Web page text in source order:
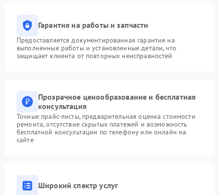
Гарантия на работы и запчасти
Предоставляется документированная гарантия на
выполненные работы и установленные детали, что
защищает клиента от повторных неисправностей
Прозрачное ценообразование и бесплатная
консультация
Точные прайс-листы, предварительная оценка стоимости
ремонта, отсутствие скрытых платежей и возможность
бесплатной консультации по телефону или онлайн на
сайте
Широкий спектр услуг